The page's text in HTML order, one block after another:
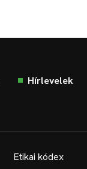
Hírlevelek
Etikai kódex